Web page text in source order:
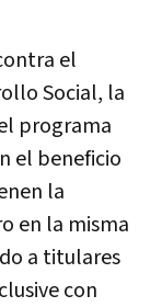
el
Social, la
programa
el beneficio
la
en la misma
a titulares
con